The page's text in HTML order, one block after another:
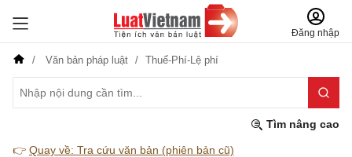
Đăng nhập
Văn bản pháp luật Thuế-Phí-Lệ phí
Tìm nâng cao
👉 Quay về: Tra cứu văn bản (phiên bản cũ)